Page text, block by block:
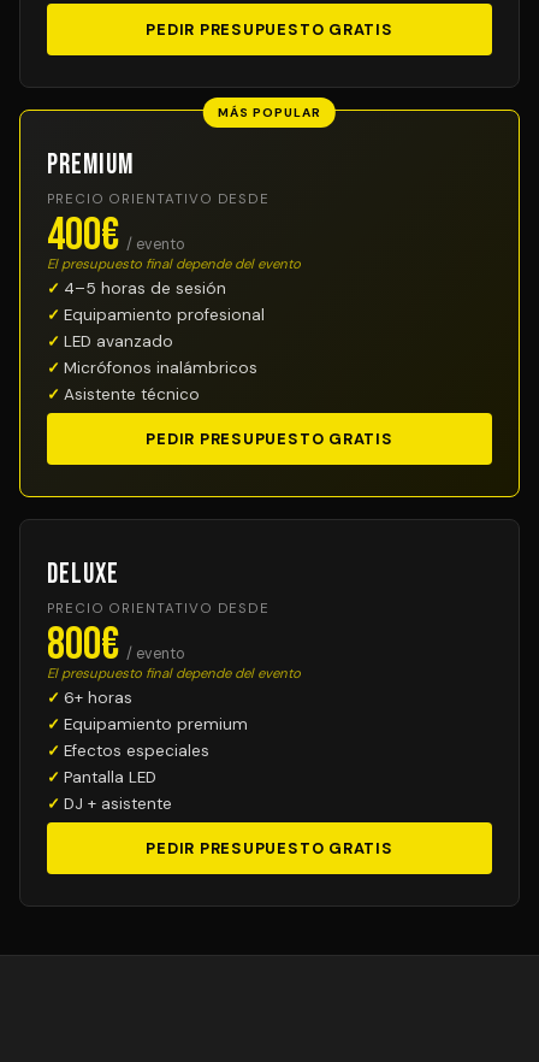
PEDIR PRESUPUESTO GRATIS
MÁS POPULAR
Premium
PRECIO ORIENTATIVO DESDE
400€ / evento
El presupuesto final depende del evento
4–5 horas de sesión
Equipamiento profesional
LED avanzado
Micrófonos inalámbricos
Asistente técnico
PEDIR PRESUPUESTO GRATIS
Deluxe
PRECIO ORIENTATIVO DESDE
800€ / evento
El presupuesto final depende del evento
6+ horas
Equipamiento premium
Efectos especiales
Pantalla LED
DJ + asistente
PEDIR PRESUPUESTO GRATIS